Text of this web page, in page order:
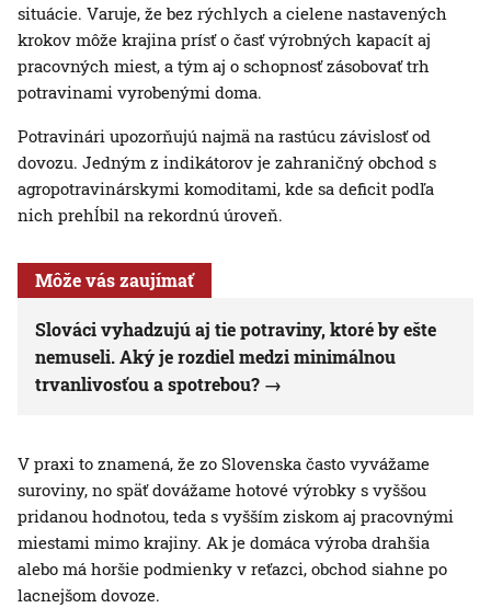
situácie. Varuje, že bez rýchlych a cielene nastavených
krokov môže krajina prísť o časť výrobných kapacít aj
pracovných miest, a tým aj o schopnosť zásobovať trh
potravinami vyrobenými doma.
Potravinári upozorňujú najmä na rastúcu závislosť od
dovozu. Jedným z indikátorov je zahraničný obchod s
agropotravinárskymi komoditami, kde sa deficit podľa
nich prehĺbil na rekordnú úroveň.
Môže vás zaujímať
Slováci vyhadzujú aj tie potraviny, ktoré by ešte
nemuseli. Aký je rozdiel medzi minimálnou
trvanlivosťou a spotrebou?
V praxi to znamená, že zo Slovenska často vyvážame
suroviny, no späť dovážame hotové výrobky s vyššou
pridanou hodnotou, teda s vyšším ziskom aj pracovnými
miestami mimo krajiny. Ak je domáca výroba drahšia
alebo má horšie podmienky v reťazci, obchod siahne po
lacnejšom dovoze.